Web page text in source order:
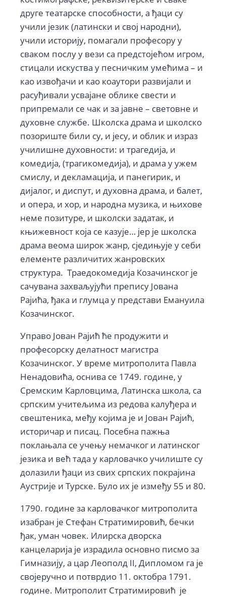
друге театарске способности, а ђаци су
учили језик (латински и свој народни),
учили историју, помагали професору у
сваком послу у вези са предстојећом игром,
стицали искуства у песничким умећима – и
као извођачи и као коаутори развијали и
расуђивали усвајане облике свести и
припремали се чак и за јавне – световне и
духовне службе. Школска драма и школско
позориште били су, и јесу, и облик и израз
училишне духовности: и трагедија, и
комедија, (трагикомедија), и драма у ужем
смислу, и декламација, и панегирик, и
дијалог, и диспут, и духовна драма, и балет,
и опера, и хор, и народна музика, и њихове
неме позитуре, и школски задатак, и
књижевност која се казује… јер је школска
драма веома широк жанр, сједињује у себи
елементе различитих жанровских
структура. Траедокомедија Козачинског је
сачувана захваљујући препису Јована
Рајића, ђака и глумца у представи Емануила
Козачинског.
Управо Јован Рајић ће продужити и
професорску делатност магистра
Козачинског. У време митрополита Павла
Ненадовића, оснива се 1749. године, у
Сремским Карловцима, Латинска школа, са
српским учитељима из редова калуђера и
свештеника, међу којима је и Јован Рајић,
историчар и писац. Посебна пажња
поклањала се учењу немачког и латинског
језика и већ тада у карловачко училиште су
долазили ђаци из свих српских покрајина
Аустрије и Турске. Було их је између 55 и 80.
1790. године за карловачког митрополита
изабран је Стефан Стратимировић, бечки
ђак, уман човек. Илирска дворска
канцеларија је израдила основно писмо за
Гимназију, а цар Леополд II, Дипломом га је
својеручно и потврдио 11. oктобра 1791.
године. Митрополит Стратимировић је